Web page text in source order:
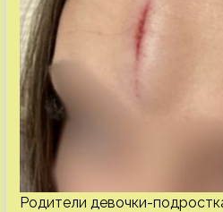
Родители девочки-